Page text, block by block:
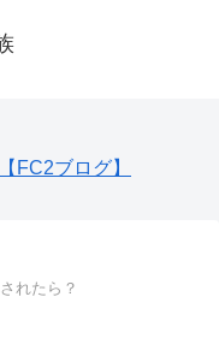
【FC2ブログ】
れたら？